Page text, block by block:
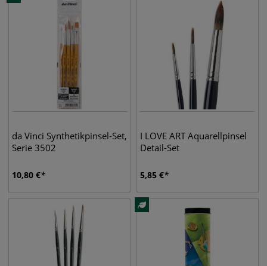
da Vinci Synthetikpinsel-Set,
Serie 3502
10,80 €
I LOVE ART Aquarellpinsel
Detail-Set
5,85 €